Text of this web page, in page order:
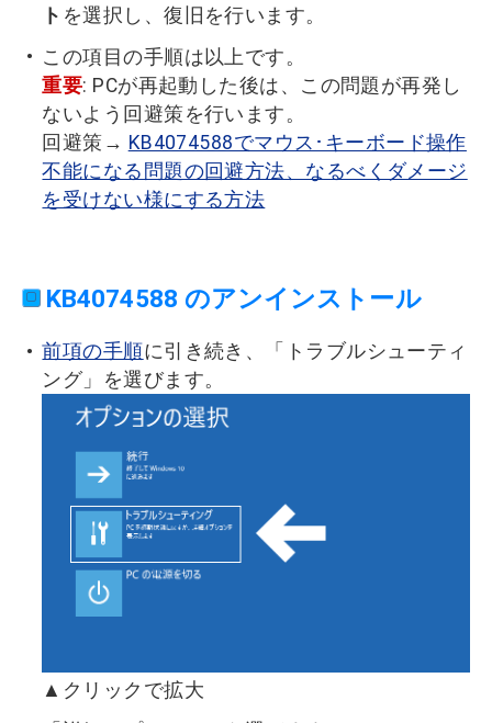
ト を選択し、復旧を行います。
この項目の手順は以上です。
重要: PCが再起動した後は、この問題が再発し
ないよう回避策を行います。
回避策→ KB4074588でマウス･キーボード操作
不能になる問題の回避方法、なるべくダメージ
を受けない様にする方法
KB4074588 のアンインストール
前項の手順に引き続き、「トラブルシューティ
ング」を選びます。
▲クリックで拡大